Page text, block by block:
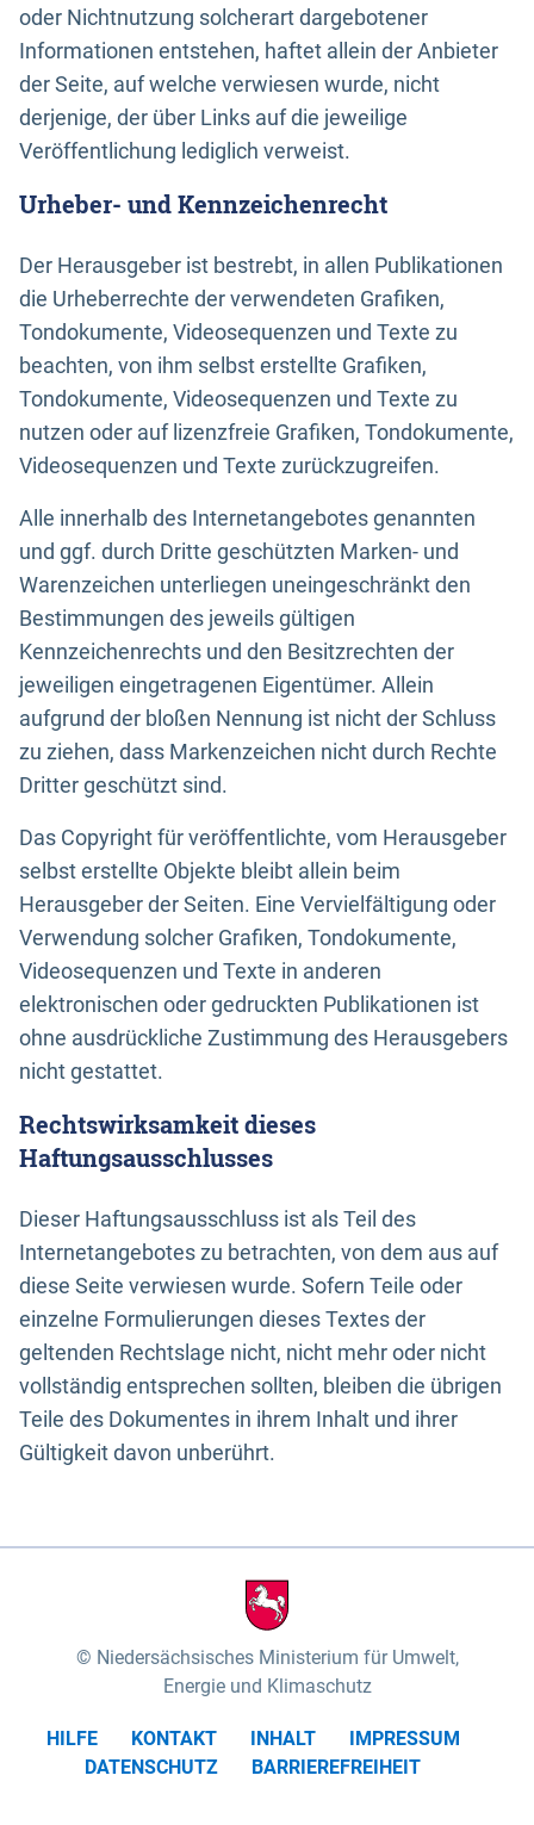
oder Nichtnutzung solcherart dargebotener
Informationen entstehen, haftet allein der Anbieter
der Seite, auf welche verwiesen wurde, nicht
derjenige, der über Links auf die jeweilige
Veröffentlichung lediglich verweist.
Urheber- und Kennzeichenrecht
Der Herausgeber ist bestrebt, in allen Publikationen
die Urheberrechte der verwendeten Grafiken,
Tondokumente, Videosequenzen und Texte zu
beachten, von ihm selbst erstellte Grafiken,
Tondokumente, Videosequenzen und Texte zu
nutzen oder auf lizenzfreie Grafiken, Tondokumente,
Videosequenzen und Texte zurückzugreifen.
Alle innerhalb des Internetangebotes genannten
und ggf. durch Dritte geschützten Marken- und
Warenzeichen unterliegen uneingeschränkt den
Bestimmungen des jeweils gültigen
Kennzeichenrechts und den Besitzrechten der
jeweiligen eingetragenen Eigentümer. Allein
aufgrund der bloßen Nennung ist nicht der Schluss
zu ziehen, dass Markenzeichen nicht durch Rechte
Dritter geschützt sind.
Das Copyright für veröffentlichte, vom Herausgeber
selbst erstellte Objekte bleibt allein beim
Herausgeber der Seiten. Eine Vervielfältigung oder
Verwendung solcher Grafiken, Tondokumente,
Videosequenzen und Texte in anderen
elektronischen oder gedruckten Publikationen ist
ohne ausdrückliche Zustimmung des Herausgebers
nicht gestattet.
Rechtswirksamkeit dieses
Haftungsausschlusses
Dieser Haftungsausschluss ist als Teil des
Internetangebotes zu betrachten, von dem aus auf
diese Seite verwiesen wurde. Sofern Teile oder
einzelne Formulierungen dieses Textes der
geltenden Rechtslage nicht, nicht mehr oder nicht
vollständig entsprechen sollten, bleiben die übrigen
Teile des Dokumentes in ihrem Inhalt und ihrer
Gültigkeit davon unberührt.
Niedersächsisches Ministerium für Umwelt,
Energie und Klimaschutz
HILFE KONTAKT INHALT
IMPRESSUM
DATENSCHUTZ
BARRIEREFREIHEIT